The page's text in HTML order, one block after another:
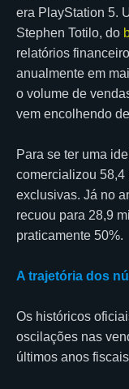
era PlayStation 5.
Stephen Totilo, do
relatórios
anualmente em
o volume de
vem encolhendo
Para se ter uma
comercializou
exclusivas. Já no
recuou para 28,9
praticamente 50%.
A trajetória dos
Os históricos
oscilações nas
últimos anos